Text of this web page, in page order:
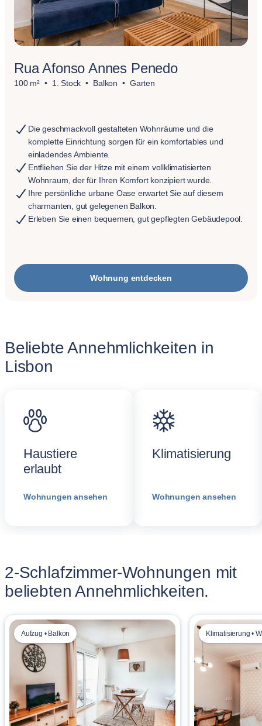
Rua Afonso Annes Penedo
100 m² 1. Stock Balkon Garten
Die geschmackvoll gestalteten Wohnräume und die
komplette Einrichtung sorgen für ein komfortables und
einladendes Ambiente.
Entfliehen Sie der Hitze mit einem vollklimatisierten
Wohnraum, der für Ihren Komfort konzipiert wurde.
Ihre persönliche urbane Oase erwartet Sie auf diesem
charmanten, gut gelegenen Balkon.
Erleben Sie einen bequemen, gut gepflegten Gebäudepool.
Wohnung entdecken
Beliebte Annehmlichkeiten in
Lisbon
Haustiere
erlaubt
Wohnungen ansehen
Klimatisierung
Wohnungen ansehen
2-Schlafzimmer-Wohnungen mit
beliebten Annehmlichkeiten.
Aufzug • Balkon Klimatisierung •